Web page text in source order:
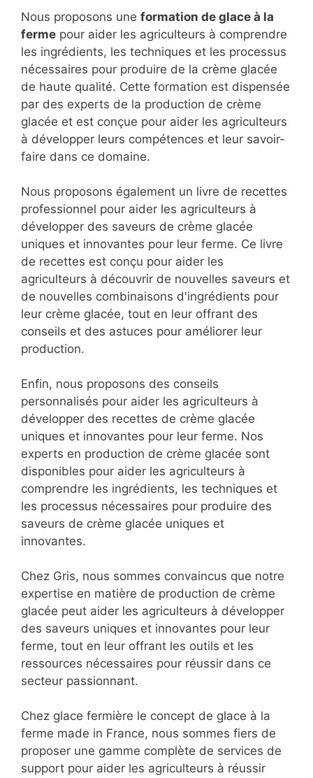
Nous proposons une formation de glace à la
ferme pour aider les agriculteurs à comprendre
les ingrédients, les techniques et les processus
nécessaires pour produire de la crème glacée
de haute qualité. Cette formation est dispensée
par des experts de la production de crème
glacée et est conçue pour aider les agriculteurs
à développer leurs compétences et leur savoir-
faire dans ce domaine.
Nous proposons également un livre de recettes
professionnel pour aider les agriculteurs à
développer des saveurs de crème glacée
uniques et innovantes pour leur ferme. Ce livre
de recettes est conçu pour aider les
agriculteurs à découvrir de nouvelles saveurs et
de nouvelles combinaisons d'ingrédients pour
leur crème glacée, tout en leur offrant des
conseils et des astuces pour améliorer leur
production.
Enfin, nous proposons des conseils
personnalisés pour aider les agriculteurs à
développer des recettes de crème glacée
uniques et innovantes pour leur ferme. Nos
experts en production de crème glacée sont
disponibles pour aider les agriculteurs à
comprendre les ingrédients, les techniques et
les processus nécessaires pour produire des
saveurs de crème glacée uniques et
innovantes.
Chez Gris, nous sommes convaincus que notre
expertise en matière de production de crème
glacée peut aider les agriculteurs à développer
des saveurs uniques et innovantes pour leur
ferme, tout en leur offrant les outils et les
ressources nécessaires pour réussir dans ce
secteur passionnant.
Chez glace fermière le concept de glace à la
ferme made in France, nous sommes fiers de
proposer une gamme complète de services de
support pour aider les agriculteurs à réussir